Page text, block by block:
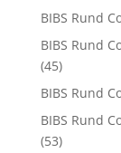
BIBS Rund
BIBS Rund
(45)
BIBS Rund
BIBS Rund
(53)